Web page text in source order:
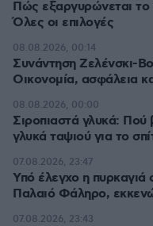
Πώς εξαργυρώνεται το
Όλες οι επιλογές
Συνάντηση Ζελένσκι-
Οικονομία, ασφάλεια
08.08.2026, 00:14
Σιροπιαστά γλυκά:
γλυκά ταψιού για το
08.08.2026, 00:00
Υπό έλεγχο η πυρκαγιά
Παλαιό Φάληρο,
07.08.2026, 23:47
07.08.2026, 23:43